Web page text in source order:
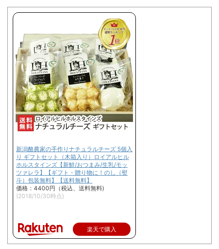
新潟酪農家の手作りナチュラルチーズ 5個入
り ギフトセット（木箱入り）ロイアルヒル
ホルスタインズ【新鮮/おつまみ/生乳/モッ
ツァレラ】【ギフト・贈り物に！のし（熨
斗）包装無料】【送料無料】
価格：4400円（税込、送料無料)
(2018/10/30時点)
楽天で購入